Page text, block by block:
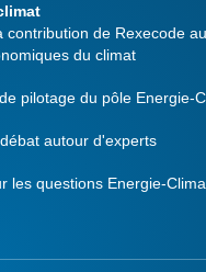
contribution de Rexecode
du climat
pilotage du pôle Energie-
autour d'experts
les questions Energie-